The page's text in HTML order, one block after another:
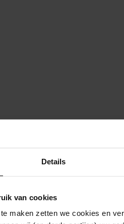
Details
van cookies
maken zetten we cookies en
begraafboeken Enkhuizen,